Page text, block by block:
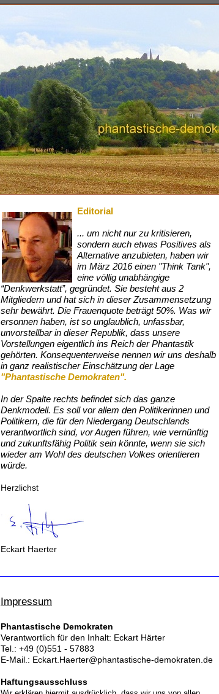
Editorial
... um nicht nur zu kritisieren,
sondern auch etwas Positives als
Alternative anzubieten, haben wir
im März 2016 einen "Think Tank",
eine völlig unabhängige
“Denkwerkstatt”, gegründet. Sie besteht aus 2
Mitgliedern und hat sich in dieser Zusammensetzung
sehr bewährt. Die Frauen­quote beträgt 50%. Was wir
ersonnen haben, ist so unglaublich, unfassbar,
unvorstellbar in dieser Republik, dass unsere
Vorstellungen eigentlich ins Reich der Phantastik
gehörten. Konsequenterweise nennen wir uns deshalb
in ganz realistischer Einschätzung der Lage
"Phantastische Demokraten".
In der Spalte rechts befindet sich das ganze
Denkmodell. Es soll vor allem den Politikerinnen und
Politikern, die für den Niedergang Deutschlands
verantwortlich sind, vor Augen führen, wie vernünftig
und zukunftsfähig Politik sein könnte, wenn sie sich
wieder am Wohl des deutschen Volkes orientieren
würde.
Herzlichst
Eckart Haerter
Impressum
Phantastische Demokraten
Verantwortlich für den Inhalt: Eckart Härter
Tel.: +49 (0)551 - 57883
E-Mail.: Eckart.Haerter@phantastische-demokraten.de
Haftungsausschluss